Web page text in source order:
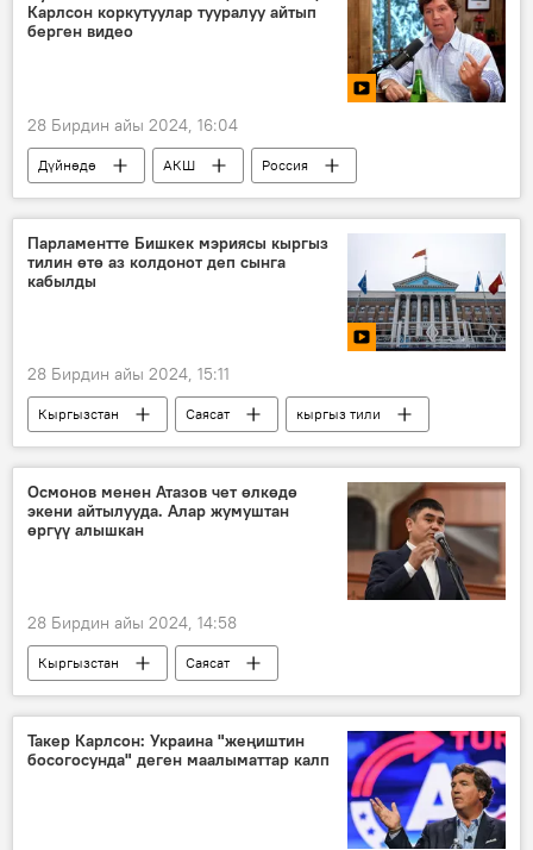
Карлсон коркутуулар тууралуу айтып
берген видео
28 Бирдин айы 2024, 16:04
Дүйнөдө АКШ
Россия
Такер Карлсон
маек
адвокат
Парламентте Бишкек мэриясы кыргыз
тилин өтө аз колдонот деп сынга
кабылды
28 Бирдин айы 2024, 15:11
Кыргызстан Саясат
кыргыз тили
Каныбек Осмоналиев
мэрия
сын
Осмонов менен Атазов чет өлкөдө
экени айтылууда. Алар жумуштан
өргүү алышкан
28 Бирдин айы 2024, 14:58
Кыргызстан
Саясат
Айбек Осмонов
Шайлообек Атазов
Такер Карлсон: Украина "жеңиштин
босогосунда" деген маалыматтар калп